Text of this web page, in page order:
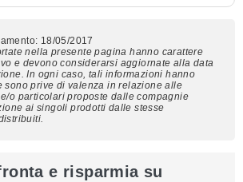
18/05/2017
nella presente pagina hanno carattere
e devono considerarsi aggiornate alla data
In ogni caso, tali informazioni hanno
sono prive di valenza in relazione alle
o particolari proposte dalle compagnie
ai singoli prodotti dalle stesse
e risparmia su